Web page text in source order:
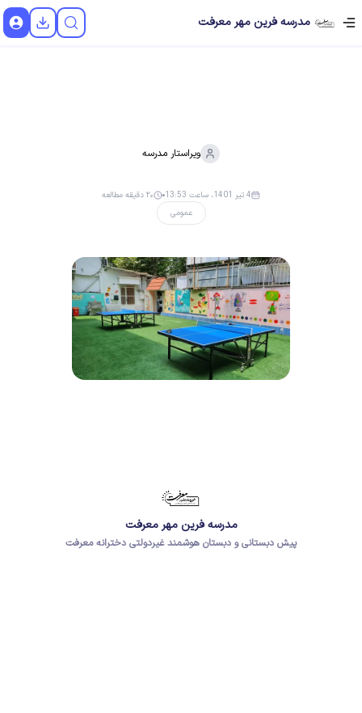
مدرسه فرین مهر معرفت
ویراستار مدرسه
عمومی
4 تیر 1401، ساعت 13:53 ۲۰ دقیقه مطالعه
مدرسه فرین مهر معرفت
پیش دبستانی و دبستان هوشمند غیردولتی دخترانه معرفت